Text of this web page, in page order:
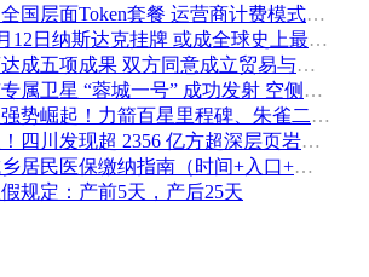
中国电信推出全国层面Token套餐 运营商计费模式从”流量”迈向”算力”
SpaceX计划6月12日纳斯达克挂牌 或成全球史上最大规模IPO
中美经贸磋商达成五项成果 双方同意成立贸易与投资双理事会
成都首颗城市专属卫星 “蓉城一号” 成功发射 空侧直转模式同步落地 双重大突破助力国际门户枢纽建设
中国商业航天强势崛起！力箭百星里程碑、朱雀二号改进型发射成功
重大能源突破！四川发现超 2356 亿方超深层页岩气田，保障国家能源安全
2026年杭州城乡居民医保缴纳指南（时间+入口+金额）
规定：产前5天，产后25天